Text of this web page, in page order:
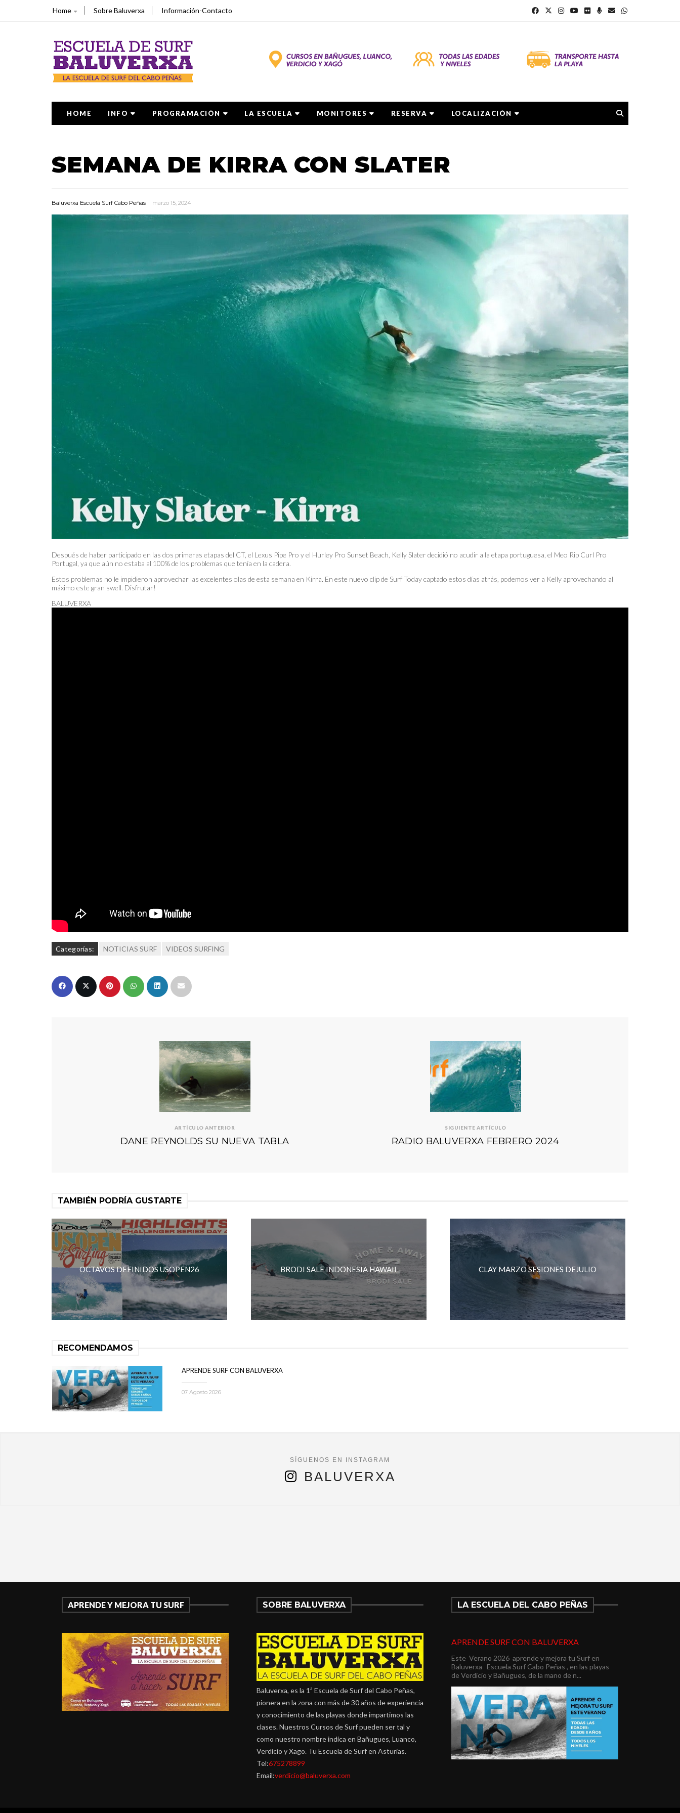
Home Sobre Baluverxa Información-Contacto
HOME INFO PROGRAMACIÓN LA ESCUELA MONITORES RESERVA LOCALIZACIÓN
SEMANA DE KIRRA CON SLATER
Baluverxa Escuela Surf Cabo Peñas marzo 15, 2024
Después de haber participado en las dos primeras etapas del CT, el Lexus Pipe Pro y el Hurley Pro Sunset Beach, Kelly Slater decidió no acudir a la etapa portuguesa, el Meo Rip Curl Pro
Portugal, ya que aún no estaba al 100% de los problemas que tenía en la cadera.
Estos problemas no le impidieron aprovechar las excelentes olas de esta semana en Kirra. En este nuevo clip de Surf Today captado estos días atrás, podemos ver a Kelly aprovechando al
máximo este gran swell. Disfrutar!
BALUVERXA
Categorías: NOTICIAS SURF VIDEOS SURFING
ARTÍCULO ANTERIOR
DANE REYNOLDS SU NUEVA TABLA
SIGUIENTE ARTÍCULO
RADIO BALUVERXA FEBRERO 2024
TAMBIÉN PODRÍA GUSTARTE
OCTAVOS DEFINIDOS USOPEN26 BRODI SALE INDONESIA HAWAII CLAY MARZO SESIONES DEJULIO
RECOMENDAMOS
APRENDE SURF CON BALUVERXA
07 Agosto 2026
BALUVERXA
APRENDE Y MEJORA TU SURF SOBRE BALUVERXA
Baluverxa, es la 1ª Escuela de Surf del Cabo Peñas,
pionera en la zona con más de 30 años de experiencia
y conocimiento de las playas donde impartimos las
clases. Nuestros Cursos de Surf pueden ser tal y
como nuestro nombre indica en Bañugues, Luanco,
Verdicio y Xago. Tu Escuela de Surf en Asturias.
Tel:675278899
Email:verdicio@baluverxa.com
LA ESCUELA DEL CABO PEÑAS
APRENDE SURF CON BALUVERXA
Este Verano 2026 aprende y mejora tu Surf en
Baluverxa Escuela Surf Cabo Peñas , en las playas
de Verdicio y Bañugues, de la mano de n...